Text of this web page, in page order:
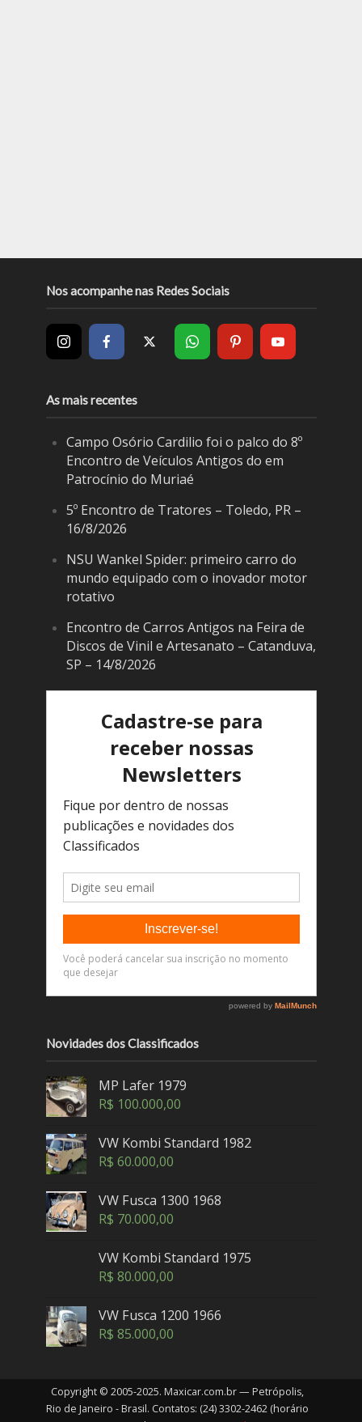
Nos acompanhe nas Redes Sociais
As mais recentes
Campo Osório Cardilio foi o palco do 8º
Encontro de Veículos Antigos do em
Patrocínio do Muriaé
5º Encontro de Tratores – Toledo, PR –
16/8/2026
NSU Wankel Spider: primeiro carro do
mundo equipado com o inovador motor
rotativo
Encontro de Carros Antigos na Feira de
Discos de Vinil e Artesanato – Catanduva,
SP – 14/8/2026
Novidades dos Classificados
MP Lafer 1979
R$ 100.000,00
VW Kombi Standard 1982
R$ 60.000,00
VW Fusca 1300 1968
R$ 70.000,00
VW Kombi Standard 1975
R$ 80.000,00
VW Fusca 1200 1966
R$ 85.000,00
Copyright © 2005-2025. Maxicar.com.br — Petrópolis,
Rio de Janeiro - Brasil. Contatos: (24) 3302-2462 (horário